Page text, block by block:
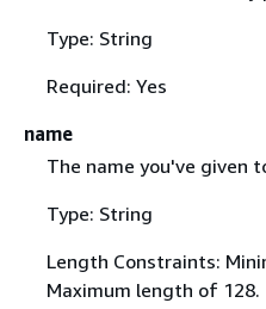
Type: String
Required: Yes
name
The name you've given
Type: String
Length Constraints:
Maximum length of 128.